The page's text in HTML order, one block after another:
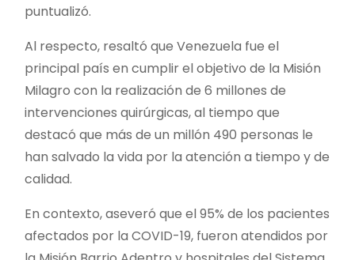
puntualizó.
Al respecto, resaltó que Venezuela fue el
principal país en cumplir el objetivo de la Misión
Milagro con la realización de 6 millones de
intervenciones quirúrgicas, al tiempo que
destacó que más de un millón 490 personas le
han salvado la vida por la atención a tiempo y de
calidad.
En contexto, aseveró que el 95% de los pacientes
afectados por la COVID-19, fueron atendidos por